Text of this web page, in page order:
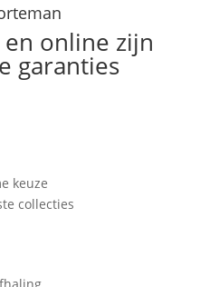
online zijn
garanties
keuze
collecties